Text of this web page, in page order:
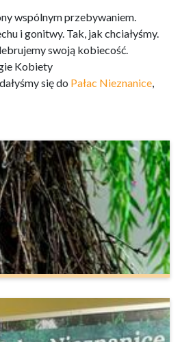
wspólnym przebywaniem.
i gonitwy. Tak, jak chciałyśmy.
swoją kobiecość.
Kobiety
się do Pałac Nieznanice,